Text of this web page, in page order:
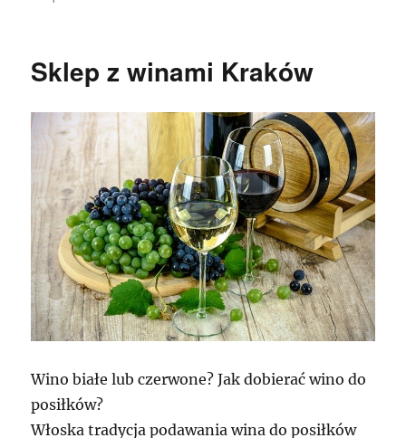
Sklep z winami Kraków
Wino białe lub czerwone? Jak dobierać wino do
posiłków?
Włoska tradycja podawania wina do posiłków